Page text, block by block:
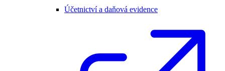
Účetnictví a daňová evidence